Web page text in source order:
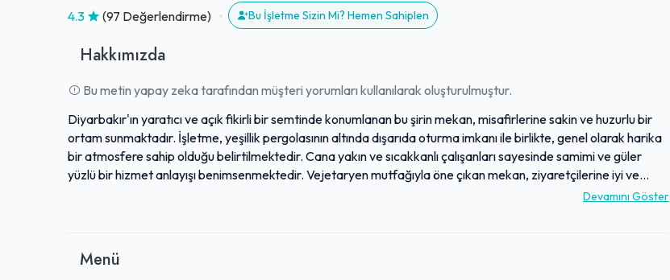
4.3 (97 Değerlendirme) Bu İşletme Sizin Mi? Hemen Sahiplen
Hakkımızda
Bu metin yapay zeka tarafından müşteri yorumları kullanılarak oluşturulmuştur.
Diyarbakır'ın yaratıcı ve açık fikirli bir semtinde konumlanan bu şirin mekan, misafirlerine sakin ve huzurlu bir
ortam sunmaktadır. İşletme, yeşillik pergolasının altında dışarıda oturma imkanı ile birlikte, genel olarak harika
bir atmosfere sahip olduğu belirtilmektedir. Cana yakın ve sıcakkanlı çalışanları sayesinde samimi ve güler
yüzlü bir hizmet anlayışı benimsenmektedir. Vejetaryen mutfağıyla öne çıkan mekan, ziyaretçilerine iyi ve
lezzetli yemekler sunmaktadır. Yedi yılı aşkın süredir memnuniyetle tercih eden sadık bir müşteri kitlesine sahip
Devamını Göster
Menü